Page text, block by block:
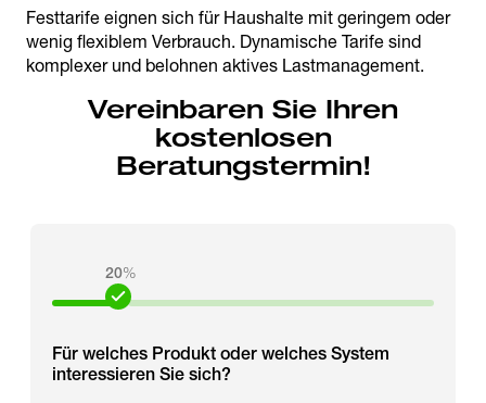
Festtarife eignen sich für Haushalte mit geringem oder
wenig flexiblem Verbrauch. Dynamische Tarife sind
komplexer und belohnen aktives Lastmanagement.
Vereinbaren Sie Ihren
kostenlosen
Beratungstermin!
20%
Für welches Produkt oder welches System
interessieren Sie sich?